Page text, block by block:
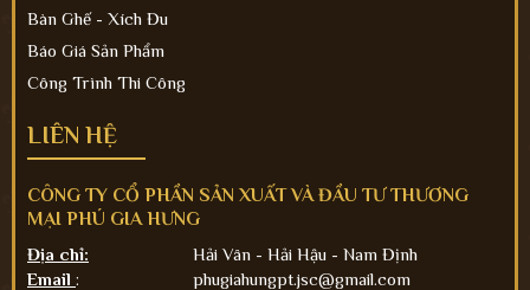
Bàn Ghế - Xích Đu
Báo Giá Sản Phẩm
Công Trình Thi Công
LIÊN HỆ
CÔNG TY CỔ PHẦN SẢN XUẤT VÀ ĐẦU TƯ THƯƠNG
MẠI PHÚ GIA HƯNG
Địa chỉ:
Hải Vân - Hải Hậu - Nam Định
Email :
phugiahungpt.jsc@gmail.com